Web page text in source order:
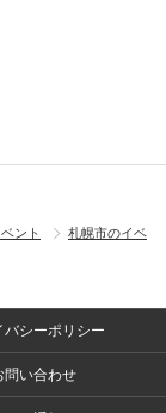
ント
札幌市のイベ
バシーポリシー
問い合わせ